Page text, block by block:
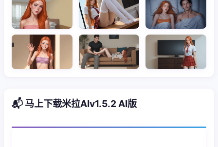
📬 马上下载米拉AIv1.5.2 AI版